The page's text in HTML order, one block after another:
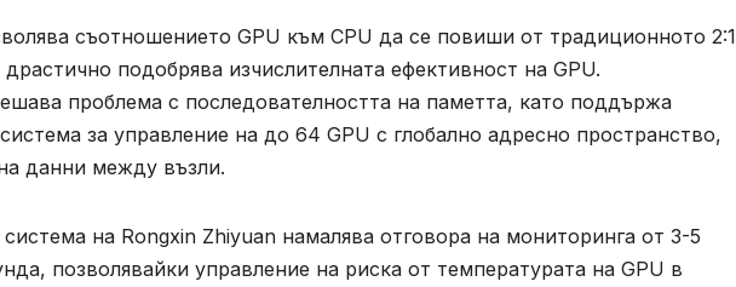
съотношението GPU към CPU да се повиши от традиционното 2:1
подобрява изчислителната ефективност на GPU.
проблема с последователността на паметта, като поддържа
за управление на до 64 GPU с глобално адресно пространство,
данни между възли.
на Rongxin Zhiyuan намалява отговора на мониторинга от 3-5
позволявайки управление на риска от температурата на GPU в